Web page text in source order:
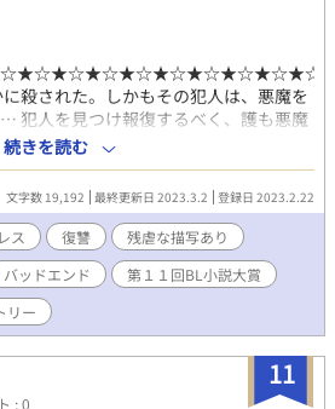
に殺された。しかもその犯人は、悪魔を
犯人を見つけ報復するべく、護も悪魔
トフェレスと契約を交わそうとする
り。 また、宗教色の強めの作品になり
続きを読む
文字数 19,192 最終更新日 2023.3.2 登録日 2023.2.22
ス 復讐
残虐な描写あり
バッドエンド
第１１回BL小説大賞
リー
11
: 0